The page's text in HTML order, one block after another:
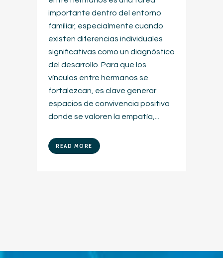
importante dentro del entorno
familiar, especialmente cuando
existen diferencias individuales
significativas como un diagnóstico
del desarrollo. Para que los
vínculos entre hermanos se
fortalezcan, es clave generar
espacios de convivencia positiva
donde se valoren la empatía,...
READ MORE